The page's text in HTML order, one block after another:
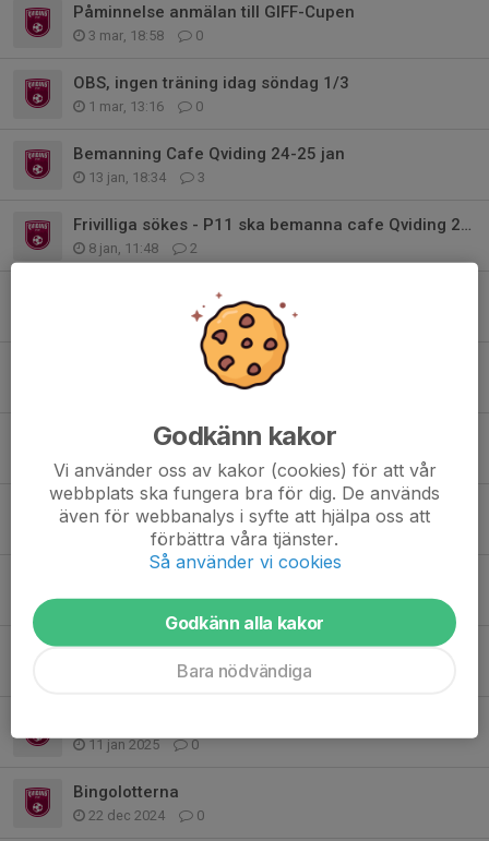
Påminnelse anmälan till GIFF-Cupen
3 mar, 18:58 0
OBS, ingen träning idag söndag 1/3
1 mar, 13:16 0
Bemanning Cafe Qviding 24-25 jan
13 jan, 18:34 3
Frivilliga sökes - P11 ska bemanna cafe Qviding 24-25 jan
8 jan, 11:48 2
Påminnelse - swisha för bingolotter!
0
Säsongsavslutning - bakning behövs!
Fysträning idag - fredag
21 nov 2025
Dags för Binglotter!
7 nov 2025 0
15 aug 2025 1
Bingolotterna
0
11 jan 2025 0
Bingolotterna
22 dec 2024 0
Godkänn kakor
Vi använder oss av kakor (cookies) för att vår
webbplats ska fungera bra för dig. De används
även för webbanalys i syfte att hjälpa oss att
förbättra våra tjänster.
Så använder vi cookies
Godkänn alla kakor
Bara nödvändiga